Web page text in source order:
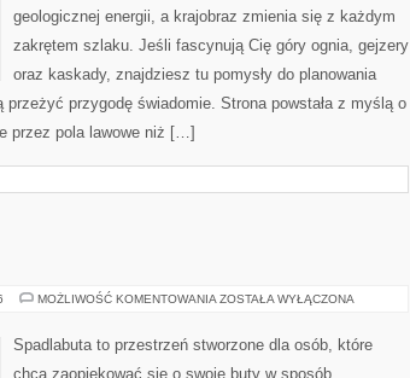
geologicznej energii, a krajobraz zmienia się z każdym
zakrętem szlaku. Jeśli fascynują Cię góry ognia, gejzery
oraz kaskady, znajdziesz tu pomysły do planowania
przygodę świadomie. Strona powstała z myślą o
przez pola lawowe niż […]
MOŻLIWOŚĆ KOMENTOWANIA BUTY
ZOSTAŁA WYŁĄCZONA
Spadlabuta to przestrzeń stworzone dla osób, które
chcą zaopiekować się o swoje buty w sposób